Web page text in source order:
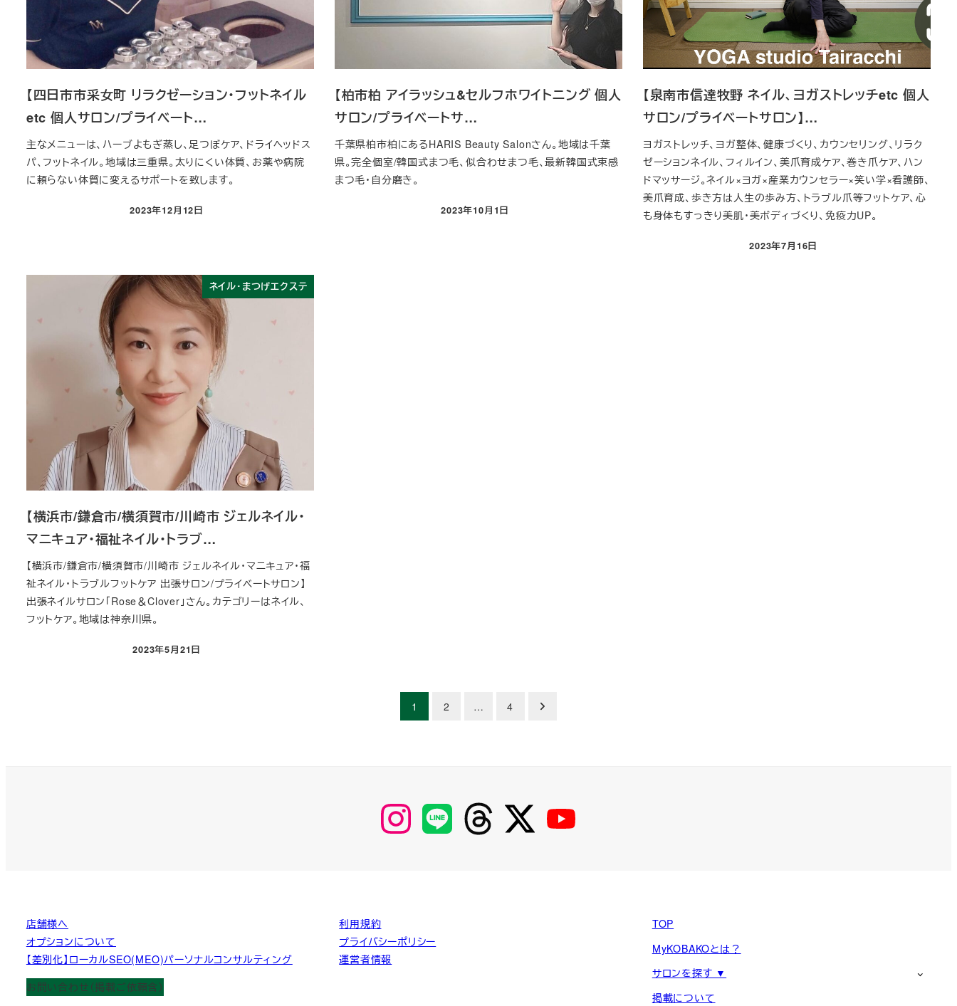
【四日市市采女町 リラクゼーション・フットネイル
etc 個人サロン/プライベート…
主なメニューは、ハーブよもぎ蒸し、足つぼケア、ドライヘッドス
パ、フットネイル。地域は三重県。太りにくい体質、お薬や病院
に頼らない体質に変えるサポートを致します。
投稿日
2023年12月12日
【柏市柏 アイラッシュ&セルフホワイトニング 個人
サロン/プライベートサ…
千葉県柏市柏にあるHARIS Beauty Salonさん。地域は千葉
県。完全個室/韓国式まつ毛、似合わせまつ毛、最新韓国式束感
まつ毛・自分磨き。
投稿日
2023年10月1日
【泉南市信達牧野 ネイル、ヨガストレッチetc 個人
サロン/プライベートサロン】…
ヨガストレッチ、ヨガ整体、健康づくり、カウンセリング、リラク
ゼーションネイル、フィルイン、美爪育成ケア、巻き爪ケア、ハン
ドマッサージ。ネイル×ヨガ×産業カウンセラー×笑い学×看護師、
美爪育成、歩き方は人生の歩み方、トラブル爪等フットケア、心
も身体もすっきり美肌・美ボディづくり、免疫力UP。
投稿日
2023年7月16日
ネイル・まつげエクステ
【横浜市/鎌倉市/横須賀市/川崎市 ジェルネイル・
マニキュア・福祉ネイル・トラブ…
【横浜市/鎌倉市/横須賀市/川崎市 ジェルネイル・マニキュア・福
祉ネイル・トラブルフットケア 出張サロン/プライベートサロン】
出張ネイルサロン「Rose＆Clover」さん。カテゴリーはネイル、
フットケア。地域は神奈川県。
投稿日
2023年5月21日
り
1 2 … 4
【Instagram】
MyKOBAKO
【LINE】 【threads】 【Twitter】
店舗様へ
オプションについて
【差別化】ローカルSEO(MEO)パーソナルコンサルティング
お問い合わせ（掲載ご依頼含）
利用規約
プライバシーポリシー
運営者情報
TOP
MyKOBAKOとは？
サロンを探す ▼
掲載について